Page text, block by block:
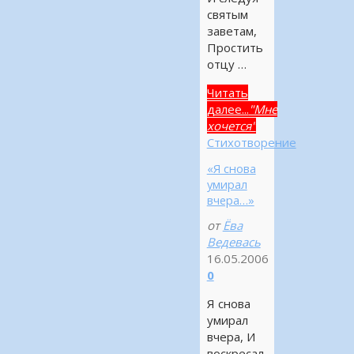
святым
заветам,
Простить
отцу …
Читать
далее... "Мне
хочется"
Стихотворение
«Я снова
умирал
вчера…»
от Ёва
Ведевась
16.05.2006
0
Я снова
умирал
вчера, И